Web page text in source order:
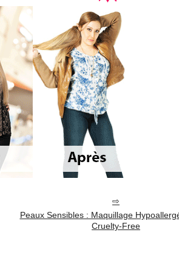
Peaux Sensibles : Maquillage
Cruelty-Free